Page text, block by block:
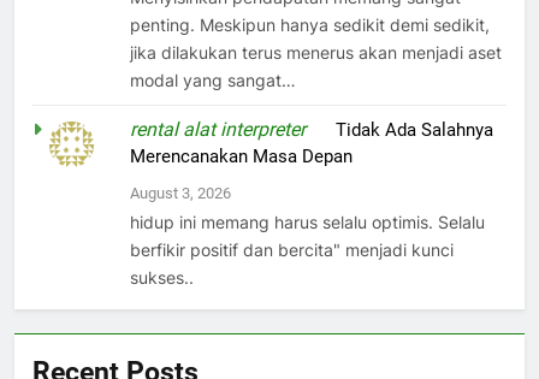
penting. Meskipun hanya sedikit demi sedikit,
jika dilakukan terus menerus akan menjadi aset
modal yang sangat…
rental alat interpreteronTidak Ada Salahnya
Merencanakan Masa Depan
August 3, 2026
hidup ini memang harus selalu optimis. Selalu
berfikir positif dan bercita" menjadi kunci
sukses..
Recent Posts